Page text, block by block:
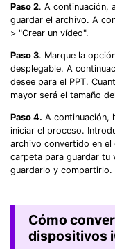
Paso 2. A continuación,
guardar el archivo. A
> "Crear un vídeo".
Paso 3. Marque la
desplegable. A
desee para el PPT.
mayor será el tamaño
Paso 4. A continuación,
iniciar el proceso.
archivo convertido en el
carpeta para guardar tu
guardarlo y compartirlo.
Cómo
dispositivos